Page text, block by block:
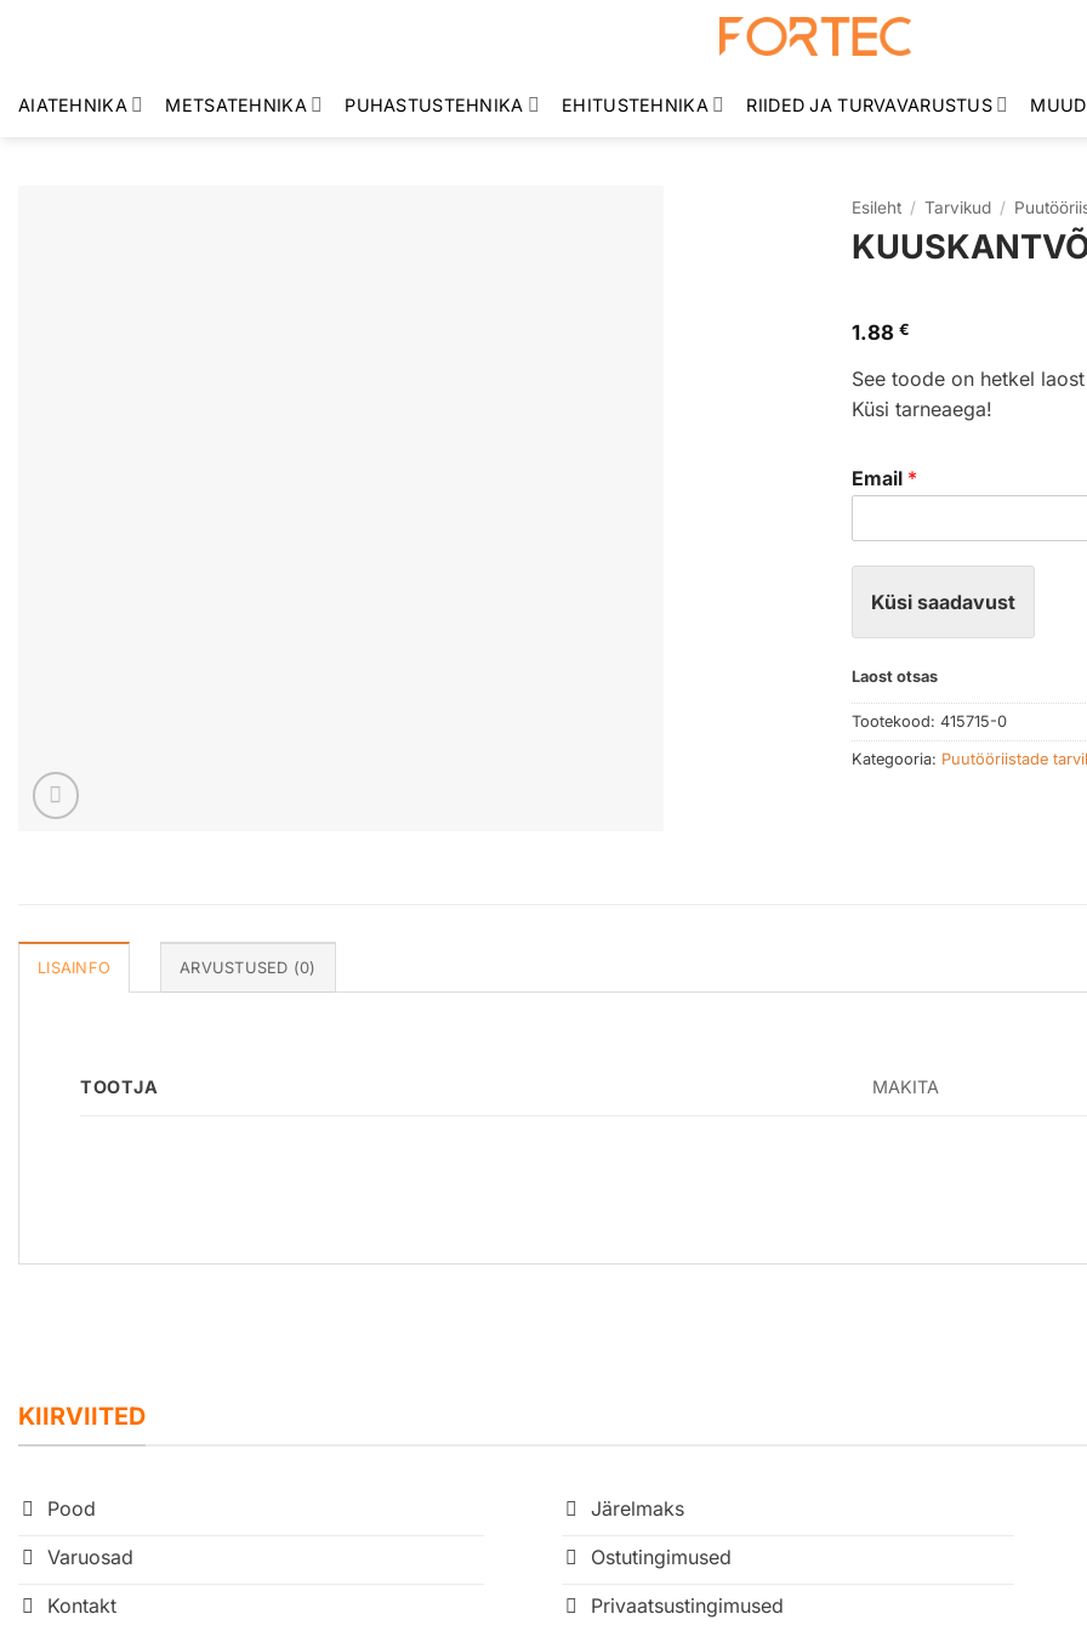
AIATEHNIKA METSATEHNIKA PUHASTUSTEHNIKA EHITUSTEHNIKA RIIDED JA TURVAVARUSTUS
Esileht / Tarvikud /
1.88 €
See toode on hetkel
Küsi tarneaega!
Email *
Küsi saadavust
Laost otsas
Tootekood: 415715-0
Kategooria: Puutööriistade
LISAINFO ARVUSTUSED (0)
TOOTJA MAKITA
KIIRVIITED
Pood
Varuosad
Kontakt
Järelmaks
Ostutingimused
Privaatsustingimused